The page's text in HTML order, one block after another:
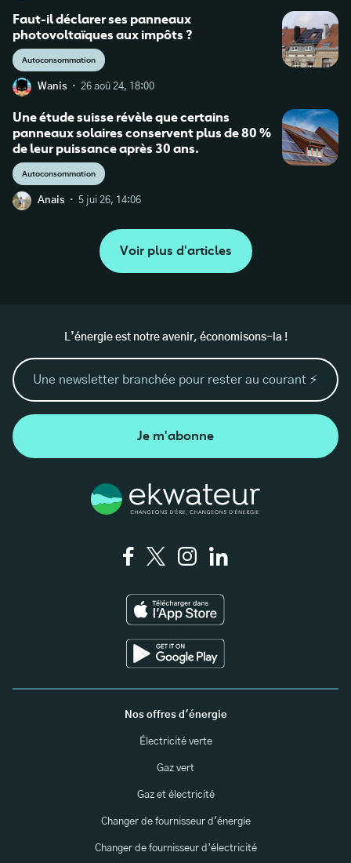
Faut-il déclarer ses panneaux
photovoltaïques aux impôts ?
Autoconsommation
Wanis · 26 aoû 24, 18:00
Une étude suisse révèle que certains
panneaux solaires conservent plus de 80 %
de leur puissance après 30 ans.
Autoconsommation
Anais · 5 jui 26, 14:06
Voir plus d'articles
L’énergie est notre avenir, économisons-la !
Je m'abonne
Nos offres d'énergie
Électricité verte
Gaz vert
Gaz et électricité
Changer de fournisseur d'énergie
Changer de fournisseur d’électricité